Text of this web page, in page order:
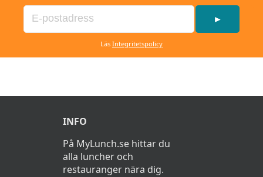
►
Läs Integritetspolicy
INFO
På MyLunch.se hittar du
alla luncher och
restauranger nära dig.